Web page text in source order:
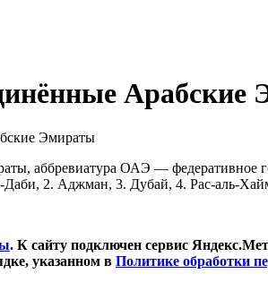
Арабские
аббревиатура ОАЭ — федеративное
2. Аджман, 3. Дубай, 4. Рас-аль-
. К cайту подключен сервис
указанном в Политике обработки